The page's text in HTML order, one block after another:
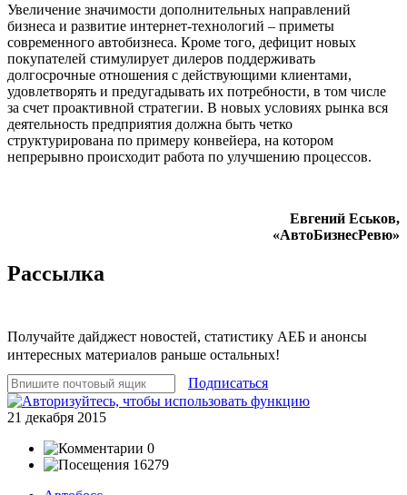
Увеличение значимости дополнительных направлений
бизнеса и развитие интернет-технологий – приметы
современного автобизнеса. Кроме того, дефицит новых
покупателей стимулирует дилеров поддерживать
долгосрочные отношения с действующими клиентами,
удовлетворять и предугадывать их потребности, в том числе
за счет проактивной стратегии. В новых условиях рынка вся
деятельность предприятия должна быть четко
структурирована по примеру конвейера, на котором
непрерывно происходит работа по улучшению процессов.
Евгений Еськов,
«АвтоБизнесРевю»
Рассылка
Получайте дайджест новостей, статистику АЕБ и анонсы
интересных материалов раньше остальных!
Подписаться
21 декабря 2015
0
16279